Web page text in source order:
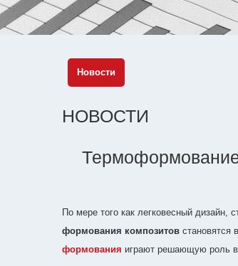
Новости
НОВОСТИ
Термоформование
По мере того как легковесный дизайн,
формования композитов становятся
формования играют решающую роль в